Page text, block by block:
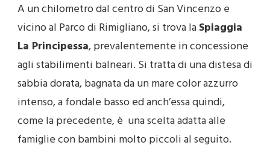
A un chilometro dal centro di San Vincenzo e
vicino al Parco di Rimigliano, si trova laSpiaggia
La Principessa, prevalentemente in concessione
agli stabilimenti balneari. Si tratta di una distesa di
sabbia dorata, bagnata da un mare color azzurro
intenso, a fondale basso ed anch’essa quindi,
come la precedente, è una scelta adatta alle
famiglie con bambini molto piccoli al seguito.